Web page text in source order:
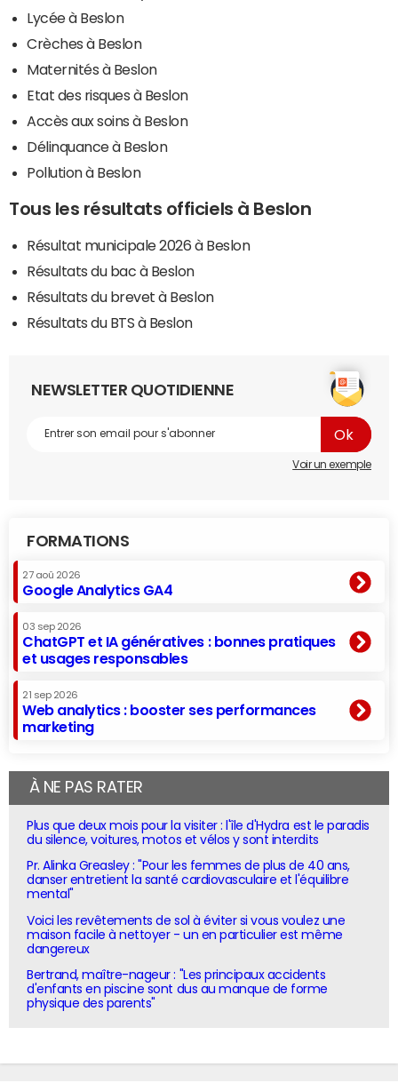
Lycée à Beslon
Crèches à Beslon
Maternités à Beslon
Etat des risques à Beslon
Accès aux soins à Beslon
Délinquance à Beslon
Pollution à Beslon
Tous les résultats officiels à Beslon
Résultat municipale 2026 à Beslon
Résultats du bac à Beslon
Résultats du brevet à Beslon
Résultats du BTS à Beslon
NEWSLETTER QUOTIDIENNE
Voir un exemple
FORMATIONS
27 aoû 2026
Google Analytics GA4
03 sep 2026
ChatGPT et IA génératives : bonnes pratiques
et usages responsables
21 sep 2026
Web analytics : booster ses performances
marketing
À NE PAS RATER
Plus que deux mois pour la visiter : l'île d'Hydra est le paradis
du silence, voitures, motos et vélos y sont interdits
Pr. Alinka Greasley : "Pour les femmes de plus de 40 ans,
danser entretient la santé cardiovasculaire et l'équilibre
mental"
Voici les revêtements de sol à éviter si vous voulez une
maison facile à nettoyer - un en particulier est même
dangereux
Bertrand, maître-nageur : "Les principaux accidents
d'enfants en piscine sont dus au manque de forme
physique des parents"